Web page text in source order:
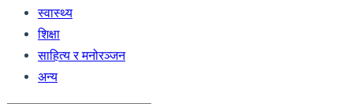
स्वास्थ्य
शिक्षा
साहित्य र मनोरञ्जन
अन्य